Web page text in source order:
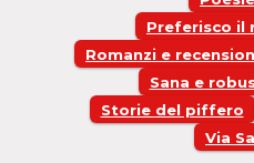
Preferisco il
Romanzi e
Sana e
Storie del piffero
Via